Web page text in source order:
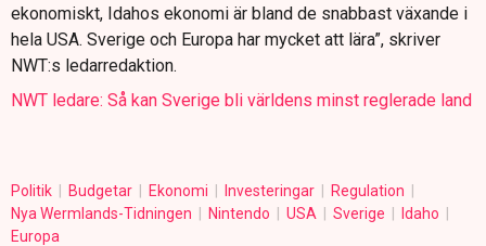
ekonomiskt, Idahos ekonomi är bland de snabbast växande i
hela USA. Sverige och Europa har mycket att lära”, skriver
NWT:s ledarredaktion.
NWT ledare: Så kan Sverige bli världens minst reglerade land
Politik Budgetar Ekonomi Investeringar
Regulation
Nya Wermlands-Tidningen
Nintendo USA Sverige
Idaho
Europa